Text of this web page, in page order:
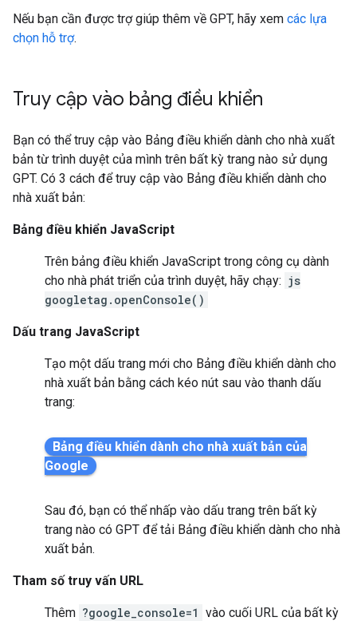
Nếu bạn cần được trợ giúp thêm về GPT, hãy xem các lựa
chọn hỗ trợ.
Truy cập vào bảng điều khiển
Bạn có thể truy cập vào Bảng điều khiển dành cho nhà xuất
bản từ trình duyệt của mình trên bất kỳ trang nào sử dụng
GPT. Có 3 cách để truy cập vào Bảng điều khiển dành cho
nhà xuất bản:
Bảng điều khiển JavaScript
Trên bảng điều khiển JavaScript trong công cụ dành
cho nhà phát triển của trình duyệt, hãy chạy: js
googletag.openConsole()
Dấu trang JavaScript
Tạo một dấu trang mới cho Bảng điều khiển dành cho
nhà xuất bản bằng cách kéo nút sau vào thanh dấu
trang:
Sau đó, bạn có thể nhấp vào dấu trang trên bất kỳ
trang nào có GPT để tải Bảng điều khiển dành cho nhà
xuất bản.
Tham số truy vấn URL
Thêm ?google_console=1 vào cuối URL của bất kỳ